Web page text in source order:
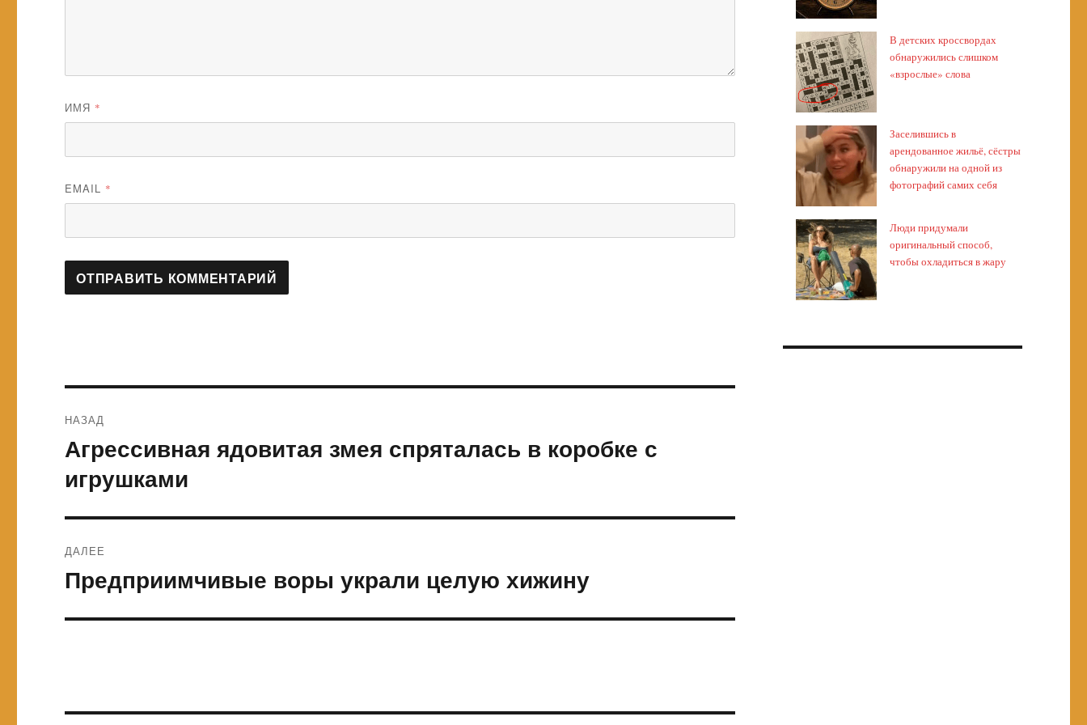
ИМЯ *
EMAIL *
по
записям
НАЗАД
Предыдущая
запись:
Агрессивная ядовитая змея спряталась в коробке с
игрушками
ДАЛЕЕ
Следующая
запись:
Предприимчивые воры украли целую хижину
В детских кроссвордах
обнаружились слишком
«взрослые» слова
Заселившись в
арендованное жильё, сёстры
обнаружили на одной из
фотографий самих себя
Люди придумали
оригинальный способ,
чтобы охладиться в жару